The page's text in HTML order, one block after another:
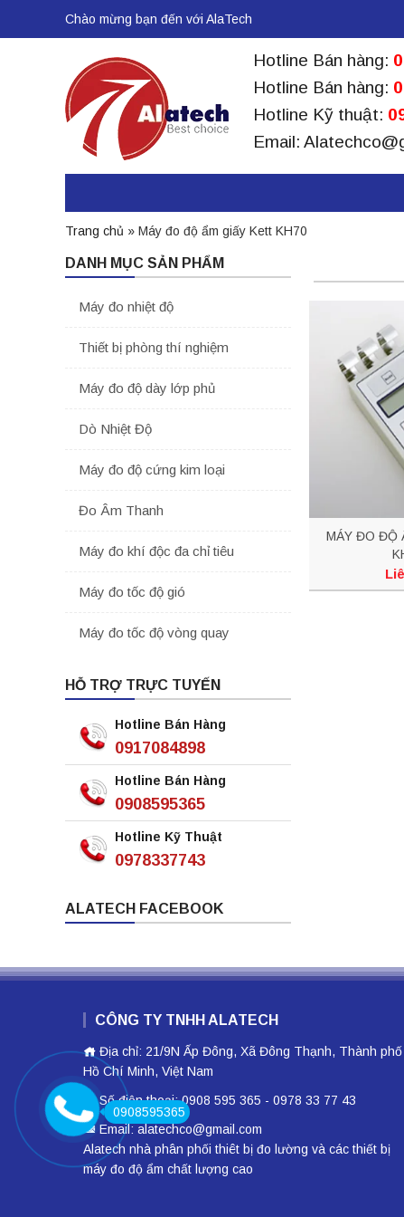
Chào mừng bạn đến với AlaTech
Hotline Bán hàng:
Hotline Bán hàng:
Hotline Kỹ thuật:
Email:
Trang chủ » Máy đo độ ẩm giấy Kett KH70
MÁY ĐO ĐỘ
DANH MỤC SẢN PHẨM
Máy đo nhiệt độ
Thiết bị phòng thí nghiệm
Máy đo độ dày lớp phủ
Dò Nhiệt Độ
Máy đo độ cứng kim loại
Đo Âm Thanh
Máy đo khí độc đa chỉ tiêu
Máy đo tốc độ gió
Máy đo tốc độ vòng quay
HỖ TRỢ TRỰC TUYẾN
Hotline Bán Hàng
0917084898
Hotline Bán Hàng
0908595365
Hotline Kỹ Thuật
0978337743
ALATECH FACEBOOK
CÔNG TY TNHH ALATECH
Địa chỉ: 21/9N Ấp Đông, Xã Đông Thạnh, Thành phố
Hồ Chí Minh, Việt Nam
Số điện thoại: 0908 595 365 - 0978 33 77 43
Email: alatechco@gmail.com
Alatech nhà phân phối thiêt bị đo lường và các thiết bị
máy đo độ ẩm chất lượng cao
0908595365